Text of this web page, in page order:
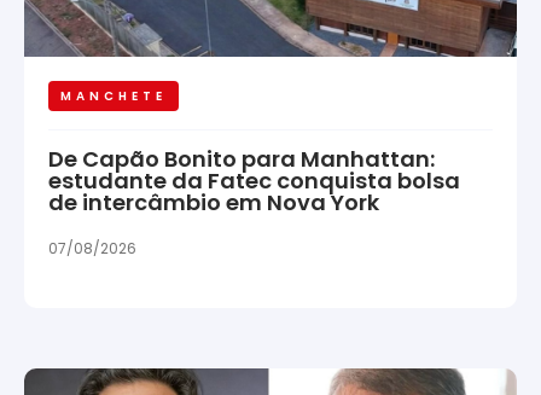
MANCHETE
De Capão Bonito para Manhattan:
estudante da Fatec conquista bolsa
de intercâmbio em Nova York
07/08/2026